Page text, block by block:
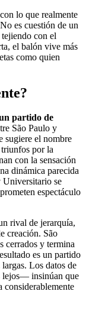
lo que realmente
es cuestión de un
con el
el balón vive más
como quien
partido de
São Paulo y
sugiere el nombre
triunfos por la
con la sensación
dinámica parecida
Universitario se
espectáculo
rival de jerarquía,
creación. São
cerrados y termina
es un partido
Los datos de
lejos— insinúan que
considerablemente